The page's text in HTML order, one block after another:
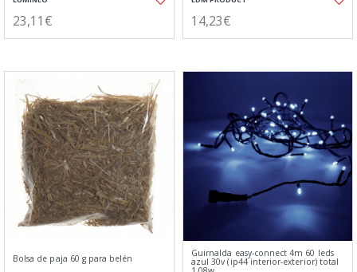
23,11€ 14,23€
Bolsa de paja 60 g para belén Guirnalda easy-connect 4m 60 leds
azul 30v (ip44 interior-exterior) total